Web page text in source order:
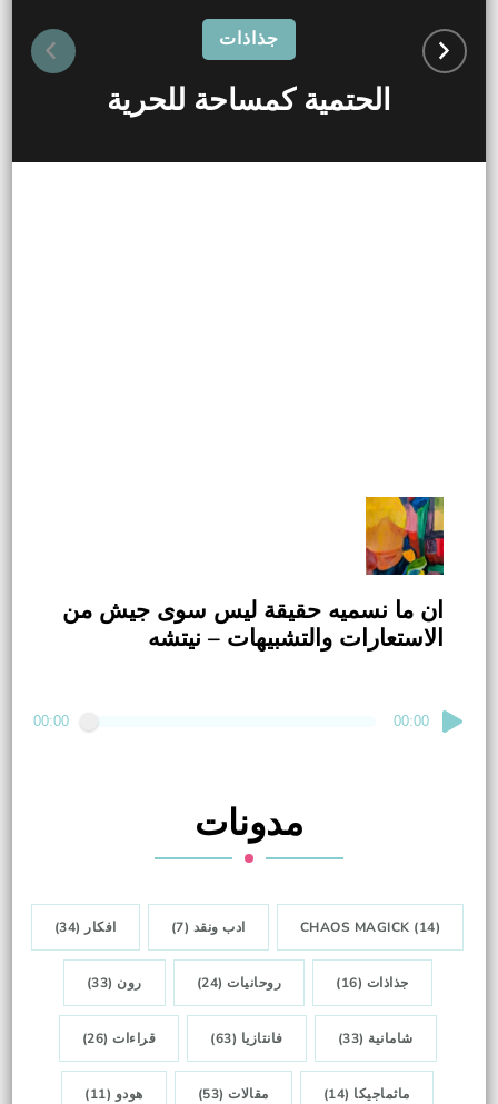
جذاذات
الحتمية كمساحة للحرية
ان ما نسميه حقيقة ليس سوى جيش من
الاستعارات والتشبيهات – نيتشه
00:00
00:00
مدونات
CHAOS MAGICK (14) ادب ونقد (7) افكار (34)
جذاذات (16) روحانيات (24) رون (33)
شامانية (33) فانتازيا (63) قراءات (26)
ماثماجيكا (14) مقالات(53) هودو (11)